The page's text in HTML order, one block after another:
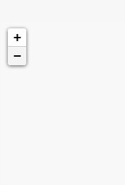
+
−